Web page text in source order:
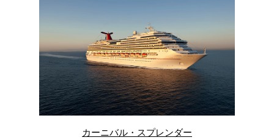
カーニバル・スプレンダー